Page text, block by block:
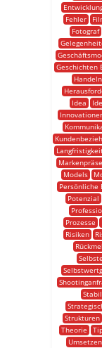
Fehler
Fotograf
Geschichten
Handeln
Idea
Models
Persönliche
Potenzial
Prozesse
Risiken
Strukturen
Theorie
Umsetzen